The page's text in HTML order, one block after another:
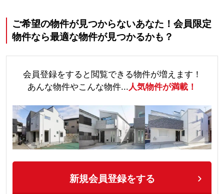
ご希望の物件が見つからないあなた！会員限定
物件なら最適な物件が見つかるかも？
会員登録をすると閲覧できる物件が増えます！
あんな物件やこんな物件...人気物件が満載！
新規会員登録をする